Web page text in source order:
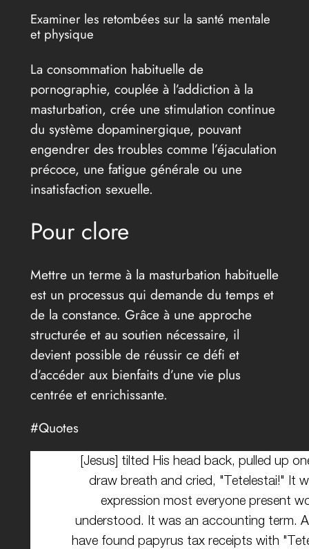
Examiner les retombées sur la santé mentale
et physique
La consommation habituelle de
pornographie, couplée à l’addiction à la
masturbation, crée une stimulation continue
du système dopaminergique, pouvant
engendrer des troubles comme l’éjaculation
précoce, une fatigue générale ou une
insatisfaction sexuelle.
Pour clore
Mettre un terme à la masturbation habituelle
est un processus qui demande du temps et
de la constance. Grâce à une approche
structurée et au soutien nécessaire, il
devient possible de réussir ce défi et
d’accéder aux bienfaits d’une vie plus
centrée et enrichissante.
#Quotes